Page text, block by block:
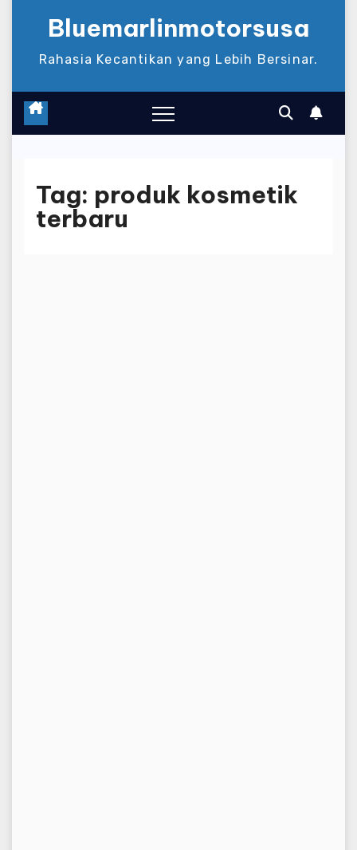
Bluemarlinmotorsusa
Rahasia Kecantikan yang Lebih Bersinar.
Tag: produk kosmetik
terbaru